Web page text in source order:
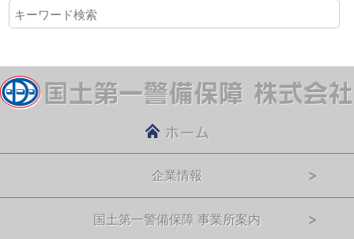
企業情報
国土第一警備保障 事業所案内